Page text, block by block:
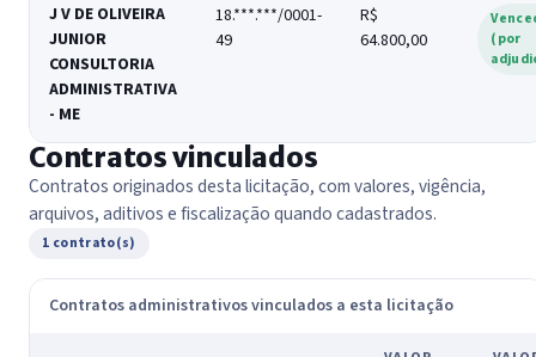
J V DE OLIVEIRA
JUNIOR
CONSULTORIA
ADMINISTRATIVA
- ME
18.***.***/0001-
49
R$
64.800,00
(por
Contratos vinculados
Contratos originados desta licitação, com valores, vigência,
arquivos, aditivos e fiscalização quando cadastrados.
1 contrato(s)
Contratos administrativos vinculados a esta licitação